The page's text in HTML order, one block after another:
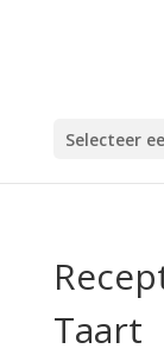
Selecteer
Taart